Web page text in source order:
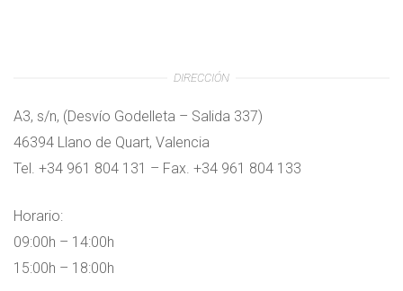
DIRECCIÓN
A3, s/n, (Desvío Godelleta – Salida 337)
46394 Llano de Quart, Valencia
Tel. +34 961 804 131 – Fax. +34 961 804 133
Horario:
09:00h – 14:00h
15:00h – 18:00h